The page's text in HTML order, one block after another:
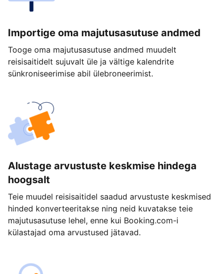
Importige oma majutusasutuse andmed
Tooge oma majutusasutuse andmed muudelt
reisisaitidelt sujuvalt üle ja vältige kalendrite
sünkroniseerimise abil ülebroneerimist.
Alustage arvustuste keskmise hindega
hoogsalt
Teie muudel reisisaitidel saadud arvustuste keskmised
hinded konverteeritakse ning neid kuvatakse teie
majutusasutuse lehel, enne kui Booking.com-i
külastajad oma arvustused jätavad.